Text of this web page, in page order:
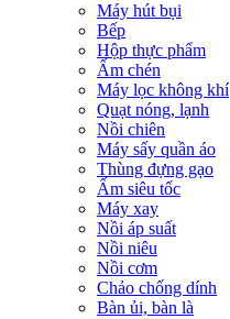
Máy hút bụi
Bếp
Hộp thực phẩm
Ấm chén
Máy lọc không khí
Quạt nóng, lạnh
Nồi chiên
Máy sấy quần áo
Thùng đựng gạo
Ấm siêu tốc
Máy xay
Nồi áp suất
Nồi niêu
Nồi cơm
Chảo chống dính
Bàn ủi, bàn là